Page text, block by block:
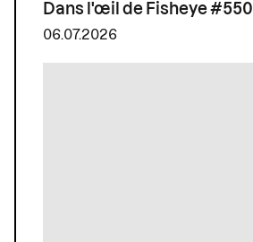
Dans l'œil de Fisheye #550
06.07.2026